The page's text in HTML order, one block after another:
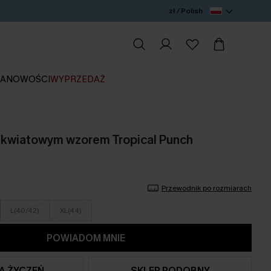
zł / Polish
NOWOŚCIWYPRZEDAŻ
wzorem Tropical Punch
Przewodnik po rozmiarach
L(40/42) XL(44)
POWIADOM MNIE